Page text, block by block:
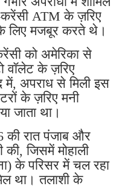
ATM के ज़रिए
के लिए मजबूर करते थे।
को अमेरिका से
वॉलेट के ज़रिए
में, अपराध से मिली इस
के ज़रिए मनी
जाता था।
रात पंजाब और
की, जिसमें मोहाली
के परिसर में चल रहा
था। तलाशी के